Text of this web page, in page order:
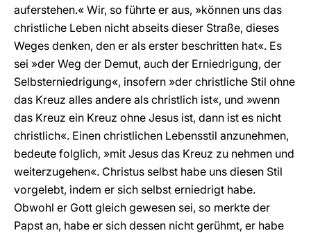
auferstehen.« Wir, so führte er aus, »können uns das
christliche Leben nicht abseits dieser Straße, dieses
Weges denken, den er als erster beschritten hat«. Es
sei »der Weg der Demut, auch der Erniedrigung, der
Selbsterniedrigung«, insofern »der christliche Stil ohne
das Kreuz alles andere als christlich ist«, und »wenn
das Kreuz ein Kreuz ohne Jesus ist, dann ist es nicht
christlich«. Einen christlichen Lebensstil anzunehmen,
bedeute folglich, »mit Jesus das Kreuz zu nehmen und
weiterzugehen«. Christus selbst habe uns diesen Stil
vorgelebt, indem er sich selbst erniedrigt habe.
Obwohl er Gott gleich gewesen sei, so merkte der
Papst an, habe er sich dessen nicht gerühmt, er habe